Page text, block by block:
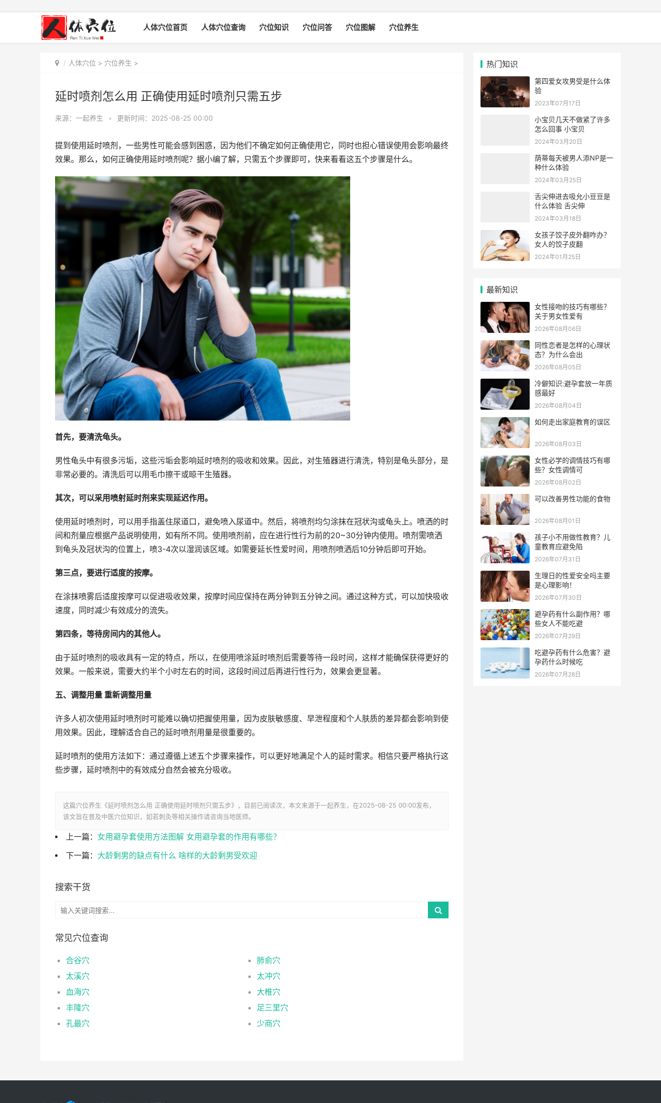
人体穴位首页 人体穴位查询 穴位知识 穴位问答 穴位图解 穴位养生
人体穴位 > 穴位养生 >
延时喷剂怎么用 正确使用延时喷剂只需五步
来源：一起养生 • 更新时间：2025-08-25 00:00
提到使用延时喷剂，一些男性可能会感到困惑，因为他们不确定如何正确使用它，同时也担心错误使用会影响最终
效果。那么，如何正确使用延时喷剂呢？据小编了解，只需五个步骤即可，快来看看这五个步骤是什么。
首先，要清洗龟头。
男性龟头中有很多污垢，这些污垢会影响延时喷剂的吸收和效果。因此，对生殖器进行清洗，特别是龟头部分，是
非常必要的。清洗后可以用毛巾擦干或晾干生殖器。
其次，可以采用喷射延时剂来实现延迟作用。
使用延时喷剂时，可以用手指盖住尿道口，避免喷入尿道中。然后，将喷剂均匀涂抹在冠状沟或龟头上。喷洒的时
间和剂量应根据产品说明使用，如有所不同。使用喷剂前，应在进行性行为前的20~30分钟内使用。喷剂需喷洒
到龟头及冠状沟的位置上，喷3-4次以湿润该区域。如需要延长性爱时间，用喷剂喷洒后10分钟后即可开始。
第三点，要进行适度的按摩。
在涂抹喷雾后适度按摩可以促进吸收效果，按摩时间应保持在两分钟到五分钟之间。通过这种方式，可以加快吸收
速度，同时减少有效成分的流失。
第四条，等待房间内的其他人。
由于延时喷剂的吸收具有一定的特点，所以，在使用喷涂延时喷剂后需要等待一段时间，这样才能确保获得更好的
效果。一般来说，需要大约半个小时左右的时间，这段时间过后再进行性行为，效果会更显著。
五、调整用量 重新调整用量
许多人初次使用延时喷剂时可能难以确切把握使用量，因为皮肤敏感度、早泄程度和个人肤质的差异都会影响到使
用效果。因此，理解适合自己的延时喷剂用量是很重要的。
延时喷剂的使用方法如下：通过遵循上述五个步骤来操作，可以更好地满足个人的延时需求。相信只要严格执行这
些步骤，延时喷剂中的有效成分自然会被充分吸收。
这篇穴位养生《延时喷剂怎么用 正确使用延时喷剂只需五步》，目前已阅读次，本文来源于一起养生，在2025-08-25 00:00发布，
该文旨在普及中医穴位知识，如若刺灸等相关操作请咨询当地医师。
上一篇： 女用避孕套使用方法图解 女用避孕套的作用有哪些？
下一篇： 大龄剩男的缺点有什么 啥样的大龄剩男受欢迎
搜索干货
常见穴位查询
合谷穴
肺俞穴
太溪穴
太冲穴
血海穴
大椎穴
丰隆穴
足三里穴
孔最穴
少商穴
热门知识
第四爱女攻男受是什么体
验
2023年07月17日
小宝贝几天不做紧了许多
怎么回事 小宝贝
2024年03月20日
荫蒂每天被男人添NP是一
种什么体验
2024年03月25日
舌尖伸进去吸允小豆豆是
什么体验 舌尖伸
2024年03月18日
女孩子饺子皮外翻咋办？
女人的饺子皮翻
2024年01月25日
最新知识
女性接吻的技巧有哪些？
关于男女性爱有
2026年08月06日
同性恋者是怎样的心理状
态？为什么会出
2026年08月05日
冷僻知识:避孕套放一年质
感最好
2026年08月04日
如何走出家庭教育的误区
2026年08月03日
女性必学的调情技巧有哪
些？女性调情可
2026年08月02日
可以改善男性功能的食物
2026年08月01日
孩子小不用做性教育？儿
童教育应避免陷
2026年07月31日
生理日的性爱安全吗主要
是心理影响！
2026年07月30日
避孕药有什么副作用？哪
些女人不能吃避
2026年07月29日
吃避孕药有什么危害？避
孕药什么时候吃
2026年07月28日